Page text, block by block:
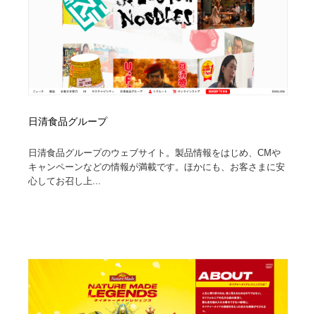
日清食品グループ
日清食品グループのウェブサイト。製品情報をはじめ、CMや
キャンペーンなどの情報が満載です。ほかにも、お客さまに安
心してお召し上...